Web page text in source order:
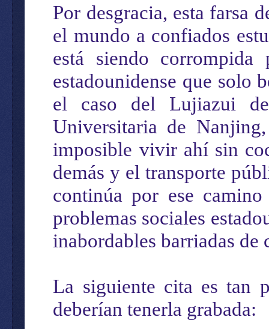
Por desgracia, esta farsa
el mundo a confiados
está siendo
estadounidense que solo
el caso del Lujiazui
Universitaria de
imposible vivir ahí sin
demás y el transporte
continúa por ese
problemas sociales
inabordables barriadas
La siguiente cita es tan
deberían tenerla grabada: